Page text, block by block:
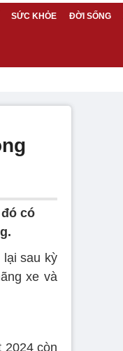
SỨC KHỎE ĐỜI SỐNG
có
sau kỳ
xe và
2024 còn